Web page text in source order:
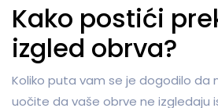
Kako postići
izgled obrva?
Koliko puta vam se je dogodilo da
uočite da vaše obrve ne izgledaju